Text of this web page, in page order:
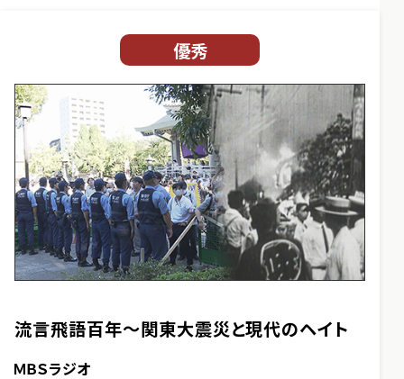
優秀
流言飛語百年～関東大震災と現代のヘイト
ＭＢＳラジオ